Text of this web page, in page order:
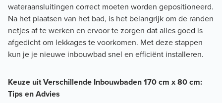
wateraansluitingen correct moeten worden gepositioneerd.
Na het plaatsen van het bad, is het belangrijk om de randen
netjes af te werken en ervoor te zorgen dat alles goed is
afgedicht om lekkages te voorkomen. Met deze stappen
kun je je nieuwe inbouwbad snel en efficiënt installeren.
Keuze uit Verschillende Inbouwbaden 170 cm x 80 cm:
Tips en Advies